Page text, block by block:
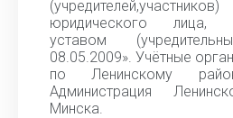
юридического лица,
уставом
08.05.2009». Учётные
по Ленинскому
Администрация
Минска.